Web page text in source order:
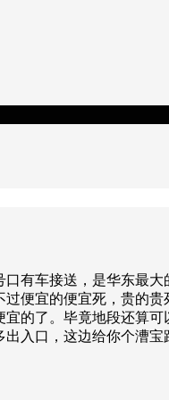
有车接送，是华东最大
便宜的便宜死，贵的贵
的了。毕竟地段还算可
入口，这边给你个漕